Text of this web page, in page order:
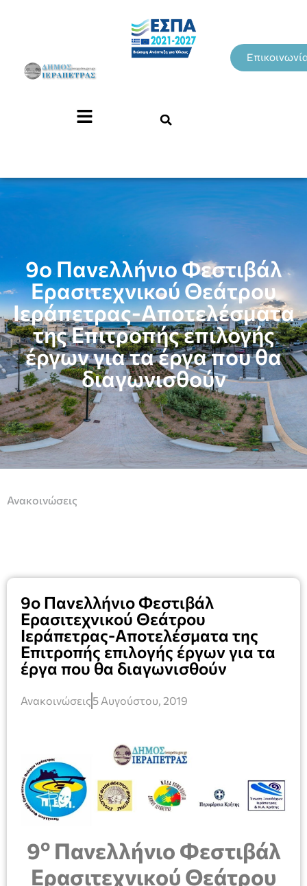
9ο Πανελλήνιο Φεστιβάλ
Ερασιτεχνικού Θεάτρου
Ιεράπετρας-Αποτελέσματα
της Επιτροπής επιλογής
έργων για τα έργα που θα
διαγωνισθούν
Ανακοινώσεις
9ο Πανελλήνιο Φεστιβάλ
Ερασιτεχνικού Θεάτρου
Ιεράπετρας-Αποτελέσματα της
Επιτροπής επιλογής έργων για τα
έργα που θα διαγωνισθούν
Ανακοινώσεις 5 Αυγούστου, 2019
9οΠανελλήνιο Φεστιβάλ
Ερασιτεχνικού Θεάτρου